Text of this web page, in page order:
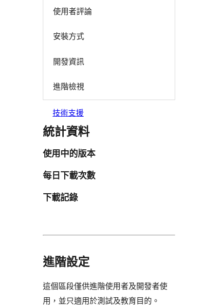
使用者評論
安裝方式
開發資訊
進階檢視
技術支援
統計資料
使用中的版本
每日下載次數
下載記錄
進階設定
這個區段僅供進階使用者及開發者使
用，並只適用於測試及教育目的。